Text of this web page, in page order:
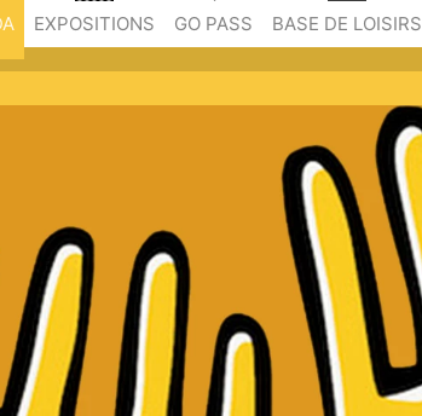
EXPOSITIONS GO PASS BASE DE LOISIRS